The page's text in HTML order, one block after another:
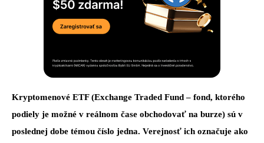
Kryptomenové ETF (Exchange Traded Fund – fond, ktorého
podiely je možné v reálnom čase obchodovať na burze) sú v
poslednej dobe témou číslo jedna. Verejnosť ich označuje ako